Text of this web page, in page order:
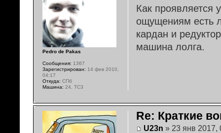
Как проявляется
ощущениям есть
кардан и
машина лолга.
Pedro de Pakas
Сообщения: 1367
Зарегистрирован: 14 фев 2010,
04:17
Откуда: СПб
Машина: 24, TC3
Re: Краткие
U23n » 23 янв 2017,